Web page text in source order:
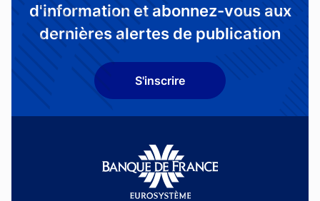
d'information et abonnez-vous aux
dernières alertes de publication
S'inscrire